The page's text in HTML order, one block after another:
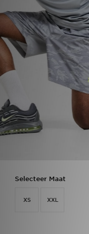
Selecteer Maat
XS XXL
Merken
Vind een winkel
Bestelling traceren
Klantenservice
Download de app